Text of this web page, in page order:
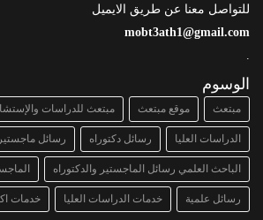
للتواصل معنا عن طريق الايميل
mobt3ath1@gmail.com
الوسوم
مبتعث موقع مبتعث مبتعث للدراسات
الدراسات العليا رسائل دكتوراه رسائل ماجستير
الباحث العلمي رسائل الماجستير والدكتوراه
رسائل علمية خدمات الدراسات العليا خدمات